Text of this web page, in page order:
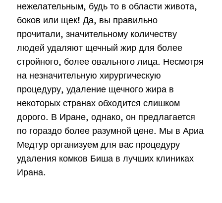
нежелательным, будь то в области живота,
боков или щек! Да, вы правильно
прочитали, значительному количеству
людей удаляют щечный жир для более
стройного, более овального лица. Несмотря
на незначительную хирургическую
процедуру, удаление щечного жира в
некоторых странах обходится слишком
дорого. В Иране, однако, он предлагается
по гораздо более разумной цене. Мы в Ариа
Медтур организуем для вас процедуру
удаления комков Биша в лучших клиниках
Ирана.